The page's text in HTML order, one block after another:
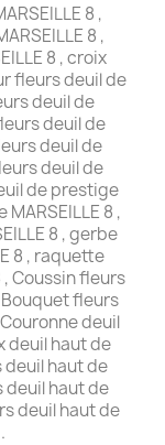
8 ,
8 ,
8 , croix
fleurs deuil de
deuil de
deuil de
deuil de
deuil de
de prestige
8 ,
8 , gerbe
8 , raquette
Coussin fleurs
Bouquet fleurs
deuil
deuil haut de
deuil haut de
deuil haut de
deuil haut de